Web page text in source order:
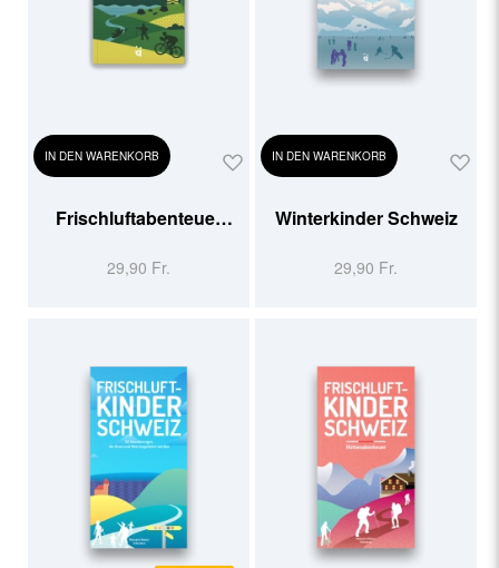
IN DEN WARENKORB
Frischluftabenteuer
29,90 Fr.
IN DEN WARENKORB
Winterkinder Schweiz
29,90 Fr.